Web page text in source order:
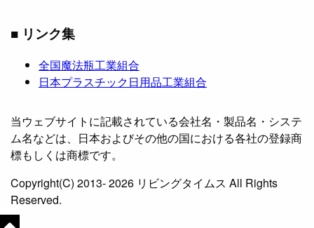
■ リンク集
全国魔法瓶工業組合
日本プラスチック日用品工業組合
当ウェブサイトに記載されている会社名・製品名・システ
ム名などは、日本およびその他の国における各社の登録商
標もしくは商標です。
Copyright(C) 2013- 2026 リビングタイムス All Rights
Reserved.